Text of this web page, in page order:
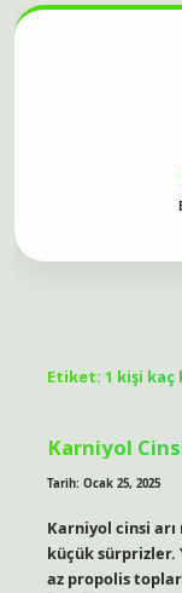
Etiket: 1 kişi kaç
Karniyol
Tarih: Ocak 25, 2025
Karniyol cinsi
küçük
az propolis